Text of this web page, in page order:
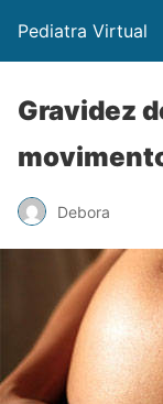
Pediatra Virtual
Gravidez
Debora